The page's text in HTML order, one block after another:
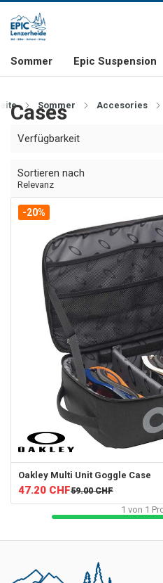
& FREERIDE-SPEZIALIST
Sommer Epic Suspension
Sommer Accesories
Cases
Verfügbarkeit
Sortieren nach
Relevanz
-20%
Oakley Multi Unit Goggle Case
47.20 CHF59.00 CHF
1 von 1